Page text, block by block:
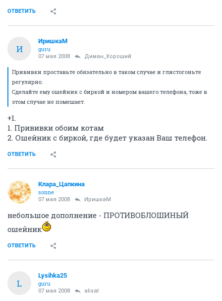
ОТВЕТИТЬ
И
ИришкаМ
guru
07 мая 2008 Диман_Хороший
Прививки проставьте обязательно в таком случае и глистогоньте
регулярно.
Сделайте ему ошейник с биркой и номером вашего телефона, тоже в
этом случае не помешает.
+1.
1. Прививки обоим котам
2. Ошейник с биркой, где будет указан Ваш телефон.
ОТВЕТИТЬ
Клара_Цапкина
sonne
07 мая 2008 ИришкаМ
небольшое дополнение - ПРОТИВОБЛОШИНЫЙ
ошейник
ОТВЕТИТЬ
L
Lysihka25
guru
07 мая 2008 alisat